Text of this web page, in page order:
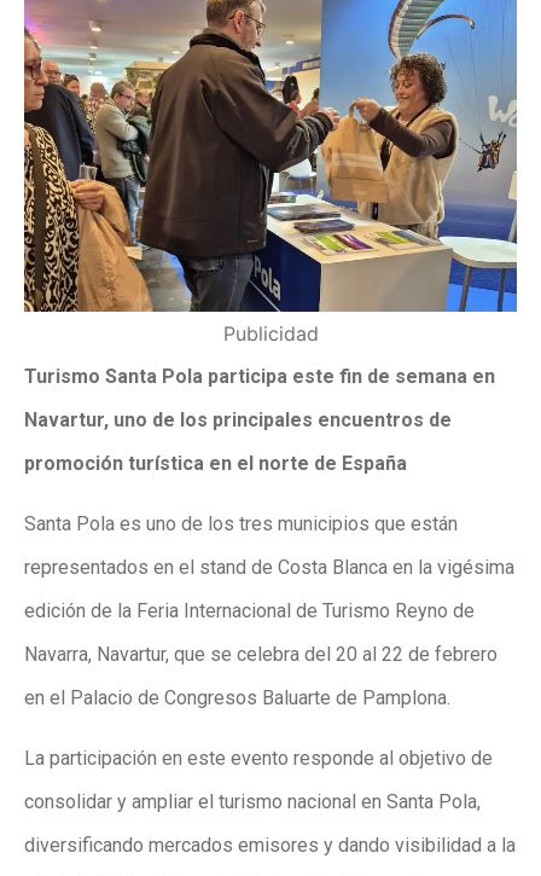
Publicidad
Turismo Santa Pola participa este fin de semana en
Navartur, uno de los principales encuentros de
promoción turística en el norte de España
Santa Pola es uno de los tres municipios que están
representados en el stand de Costa Blanca en la vigésima
edición de la Feria Internacional de Turismo Reyno de
Navarra, Navartur, que se celebra del 20 al 22 de febrero
en el Palacio de Congresos Baluarte de Pamplona.
La participación en este evento responde al objetivo de
consolidar y ampliar el turismo nacional en Santa Pola,
diversificando mercados emisores y dando visibilidad a la